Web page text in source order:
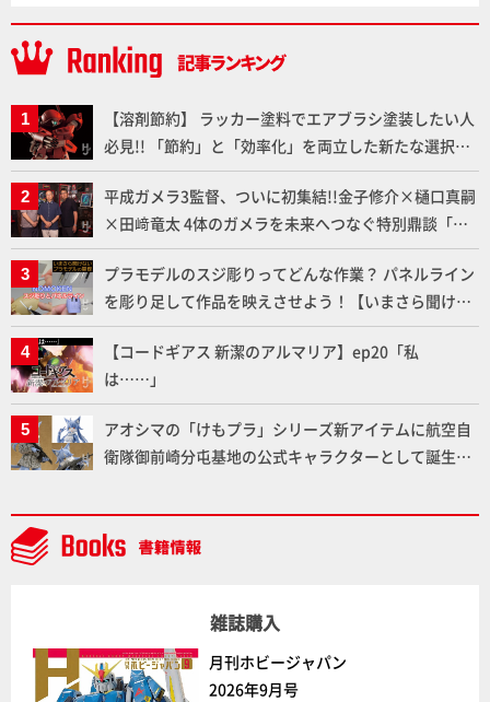
【溶剤節約】 ラッカー塗料でエアブラシ塗装したい人
必見!! 「節約」と「効率化」を両立した新たな選択肢
「カートリッジ式エアーブラシ FLYER-SR2」の使い心
地を「HG ブルーティッシュドッグ」で検証！
平成ガメラ3監督、ついに初集結!!金子修介×樋口真嗣
×田﨑竜太 4体のガメラを未来へつなぐ特別鼎談「ガ
メラ永久保存化プロジェクト FINAL」
プラモデルのスジ彫りってどんな作業？ パネルライン
を彫り足して作品を映えさせよう！【いまさら聞けな
いプラモデルの基礎：スジ彫りとパネルライン】
【コードギアス 新潔のアルマリア】ep20「私
は……」
アオシマの「けもプラ」シリーズ新アイテムに航空自
衛隊御前崎分屯基地の公式キャラクターとして誕生し
通常版の2ラインで発売！
雑誌購入
月刊ホビージャパン
2026年9月号